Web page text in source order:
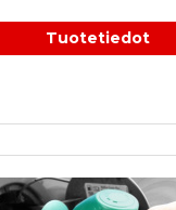
Tuotetiedot